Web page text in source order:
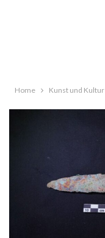
Home Kunst und Kultur